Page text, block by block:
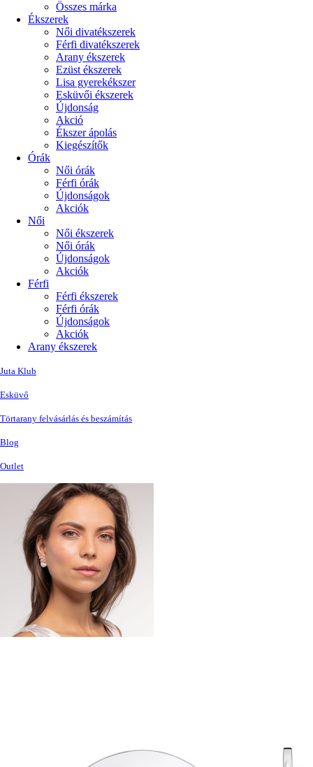
Összes márka
Ékszerek
Női divatékszerek
Férfi divatékszerek
Arany ékszerek
Ezüst ékszerek
Lisa gyerekékszer
Esküvői ékszerek
Újdonság
Akció
Ékszer ápolás
Kiegészítők
Órák
Női órák
Férfi órák
Újdonságok
Akciók
Női
Női ékszerek
Női órák
Újdonságok
Akciók
Férfi
Férfi ékszerek
Férfi órák
Újdonságok
Akciók
Arany ékszerek
Juta Klub
Esküvő
Törtarany felvásárlás és beszámítás
Blog
Outlet